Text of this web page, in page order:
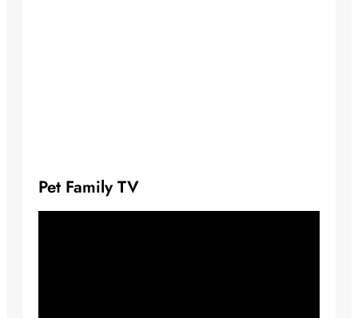
Pet Family TV